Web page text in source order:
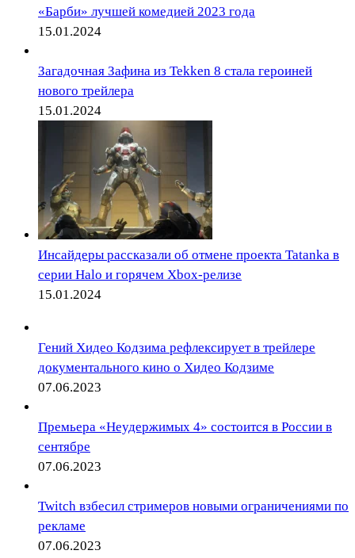
«Барби» лучшей комедией 2023 года
15.01.2024
Загадочная Зафина из Tekken 8 стала героиней
нового трейлера
15.01.2024
Инсайдеры рассказали об отмене проекта Tatanka в
серии Halo и горячем Xbox-релизе
15.01.2024
Гений Хидео Кодзима рефлексирует в трейлере
документального кино о Хидео Кодзиме
07.06.2023
Премьера «Неудержимых 4» состоится в России в
сентябре
07.06.2023
Twitch взбесил стримеров новыми ограничениями по
рекламе
07.06.2023